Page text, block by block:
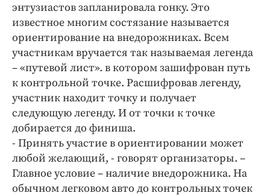
Погода
Праздники
Происшествия
Спорт
Экономика и бизнес
ПРОЕКТЫ
Блоги
Издания
Медиаперсона
Интересное чтиво
энтузиастов запланировала гонку. Это
известное многим состязание называется
ориентирование на внедорожниках. Всем
участникам вручается так называемая легенда
– «путевой лист». в котором зашифрован путь
к контрольной точке. Расшифровав легенду,
участник находит точку и получает
следующую легенду. И от точки к точке
добирается до финиша.
- Принять участие в ориентировании может
любой желающий, - говорят организаторы. –
Главное условие – наличие внедорожника. На
обычном легковом авто до контрольных точек